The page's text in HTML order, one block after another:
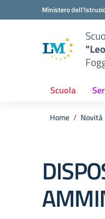
Vai ai contenuti
Vai al menu di navigazione
Ministero
Scuola
Home Novità